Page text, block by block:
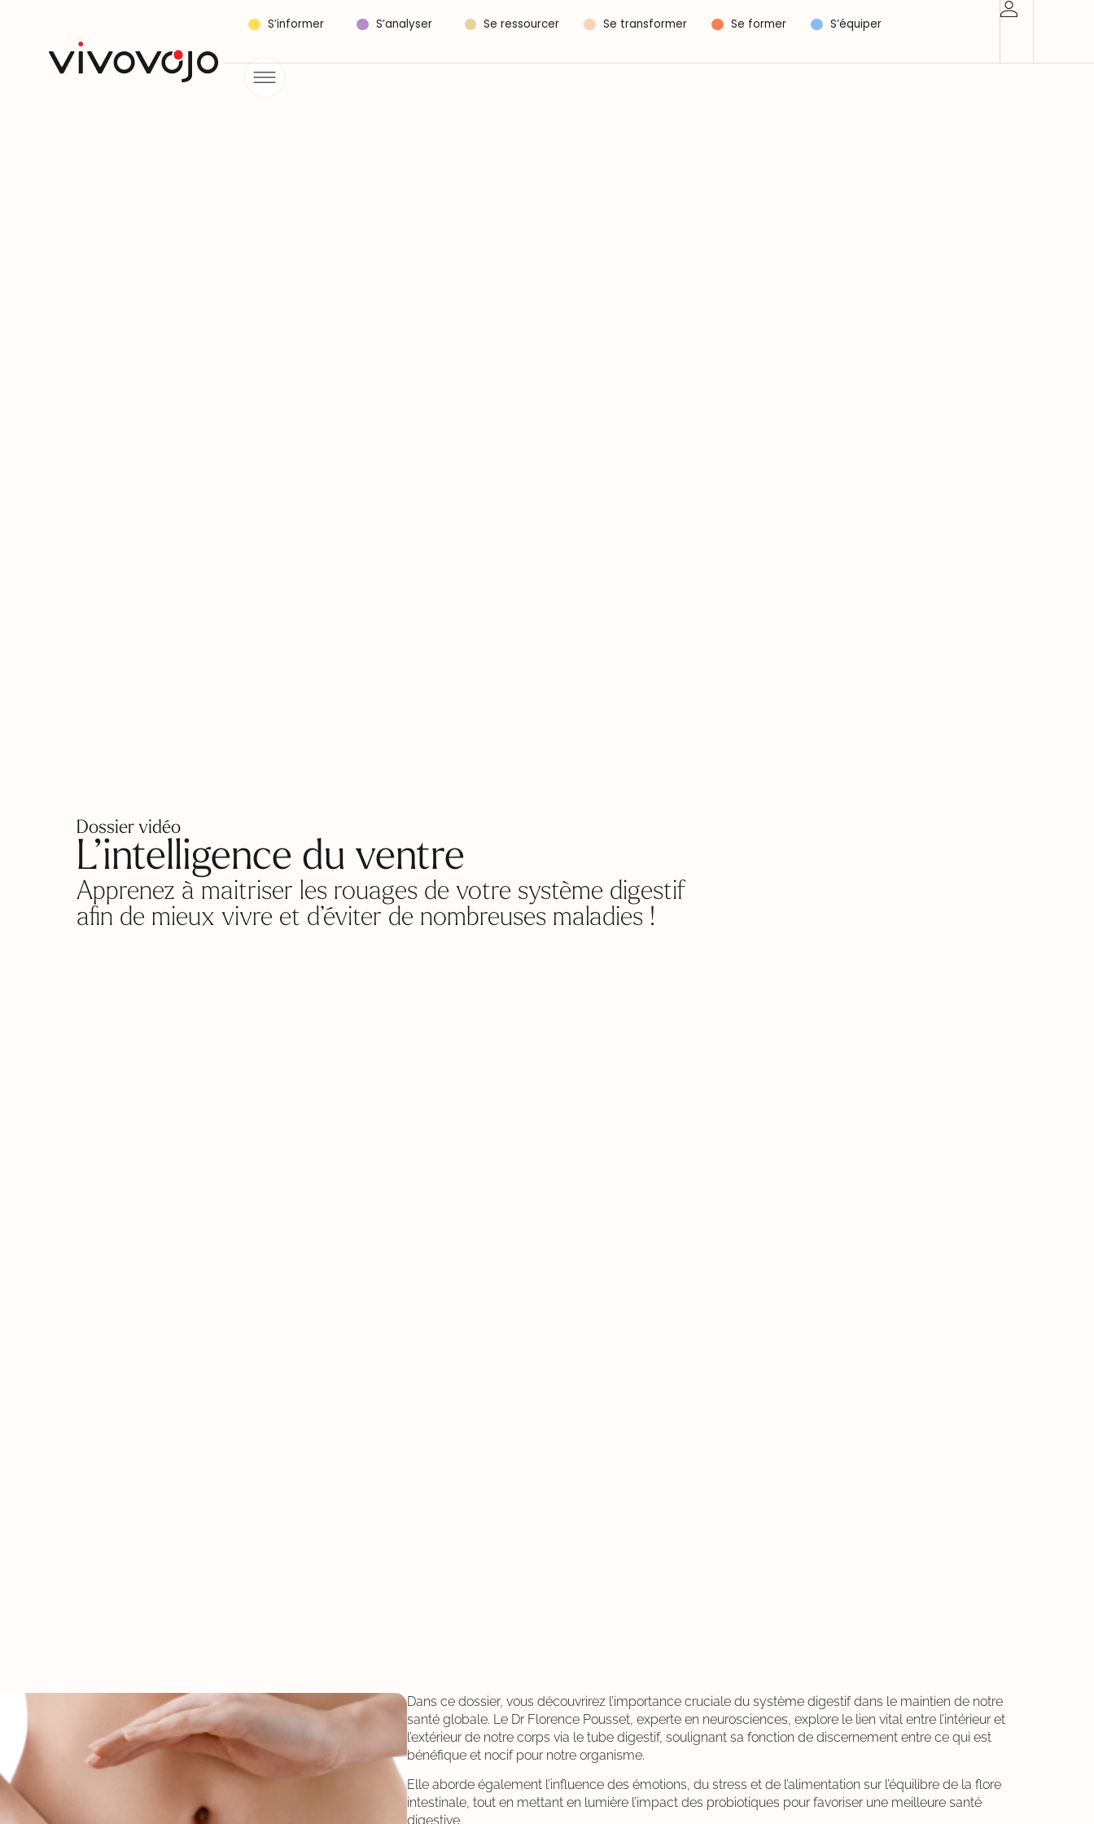
S’informer S’analyser Se ressourcer Se transformer Se former S’équiper
Dossier vidéo
L’intelligence du ventre
Apprenez à maitriser les rouages de votre système digestif
afin de mieux vivre et d’éviter de nombreuses maladies !
Dans ce dossier, vous découvrirez l’importance cruciale du système digestif dans le maintien de notre
santé globale. Le Dr Florence Pousset, experte en neurosciences, explore le lien vital entre l’intérieur et
l’extérieur de notre corps via le tube digestif, soulignant sa fonction de discernement entre ce qui est
bénéfique et nocif pour notre organisme.
Elle aborde également l’influence des émotions, du stress et de l’alimentation sur l’équilibre de la flore
intestinale, tout en mettant en lumière l’impact des probiotiques pour favoriser une meilleure santé
digestive.